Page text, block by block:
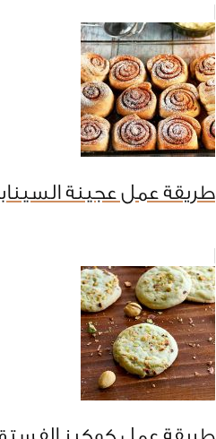
طريقة عمل عجينة